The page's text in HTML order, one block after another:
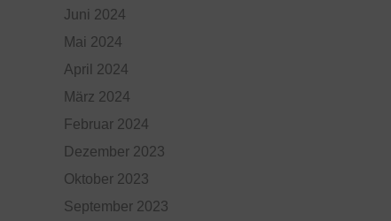
Juni 2024
Mai 2024
April 2024
März 2024
Februar 2024
Dezember 2023
Oktober 2023
September 2023